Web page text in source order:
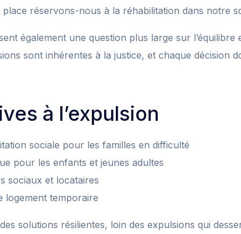
réservons-nous à la réhabilitation dans notre
également une question plus large sur
sont inhérentes à la justice, et chaque décision
à l’expulsion
sociale pour les familles en difficulté
pour les enfants et jeunes adultes
sociaux et locataires
logement temporaire
solutions résilientes, loin des expulsions qui